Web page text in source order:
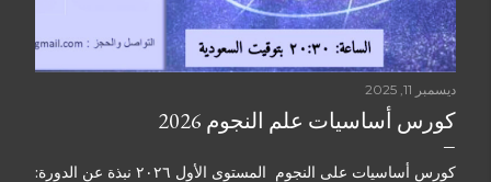
ديسمبر 11, 2025
كورس أساسيات علم النجوم 2026
كورس أساسيات على النجوم المستوى الأول ٢٠٢٦ نبذة عن الدورة: